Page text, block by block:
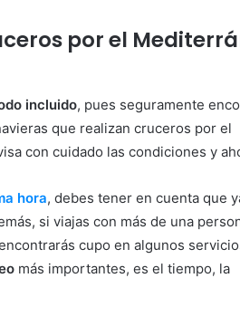
por el
incluido, pues seguramente
que realizan cruceros por el
con cuidado las condiciones y
hora, debes tener en cuenta que
si viajas con más de una
cupo en algunos
más importantes, es el tiempo, la